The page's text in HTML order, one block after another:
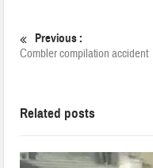
Previous :
Combler compilation accident
Related posts